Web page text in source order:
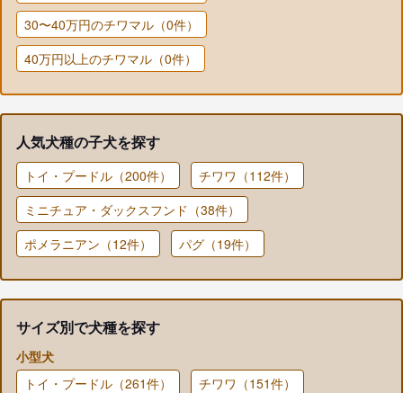
30〜40万円のチワマル（0件）
40万円以上のチワマル（0件）
人気犬種の子犬を探す
トイ・プードル（200件）
チワワ（112件）
ミニチュア・ダックスフンド（38件）
ポメラニアン（12件）
パグ（19件）
サイズ別で犬種を探す
小型犬
トイ・プードル（261件）
チワワ（151件）